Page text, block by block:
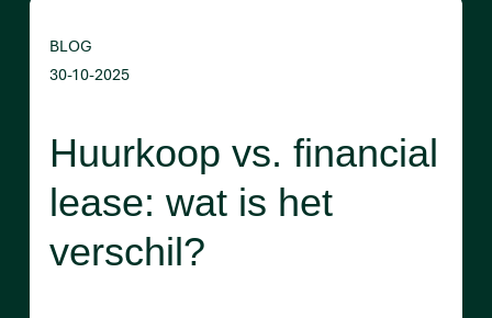
BLOG
30-10-2025
Huurkoop vs. financial
lease: wat is het
verschil?